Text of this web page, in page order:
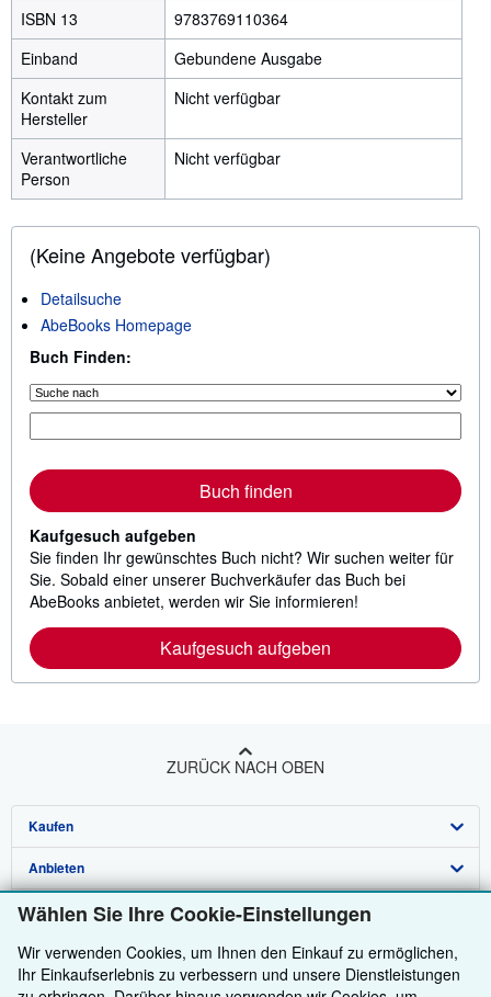
Wählen Sie Ihre Cookie-Einstellungen
Wir verwenden Cookies, um Ihnen den Einkauf zu ermöglichen,
Ihr Einkaufserlebnis zu verbessern und unsere Dienstleistungen
ISBN 13
9783769110364
Einband
Gebundene Ausgabe
Kontakt zum
Hersteller
Nicht verfügbar
Verantwortliche
Person
Nicht verfügbar
(Keine Angebote verfügbar)
Detailsuche
AbeBooks Homepage
Buch Finden:
Buch finden
Kaufgesuch aufgeben
Sie finden Ihr gewünschtes Buch nicht? Wir suchen weiter für
Sie. Sobald einer unserer Buchverkäufer das Buch bei
AbeBooks anbietet, werden wir Sie informieren!
Kaufgesuch aufgeben
ZURÜCK NACH OBEN
Kaufen
Detailsuche
Sammlungen
Nutzerkonto
Meine Bestellungen
Anbieten
Verkäufer werden
Partnerprogramm
Empfehlen Sie einen Verkäufer
Über uns
Über uns / Impressum
Presse
Hilfe
Hilfebereich
Weitere AbeBooks Unternehmen